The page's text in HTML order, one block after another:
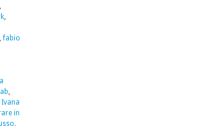
,
,
,fabio
,
Ivana
in
,